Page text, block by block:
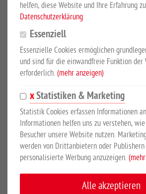
PRODUKTBESCHREIBUNG
Mit Aussengewinde (2 Zoll), für
3808 und 3809.
SICHERHEITSHINWEISE
Hersteller: Großewinkelmann GmbH & Co.
33397, Rietberg, Deutschland, www.growi.de
helfen, diese Website und Ihre Erfahrung
Datenschutzerklärung
Essenziell
Essenzielle Cookies ermöglichen
und sind für die einwandfreie Funktion der
erforderlich. (mehr anzeigen)
Statistiken & Marketing
Statistik Cookies erfassen Informationen
Informationen helfen uns zu verstehen,
Besucher unsere Website nutzen.
werden von Drittanbietern oder Publishern
personalisierte Werbung anzuzeigen.
Alle akzeptieren